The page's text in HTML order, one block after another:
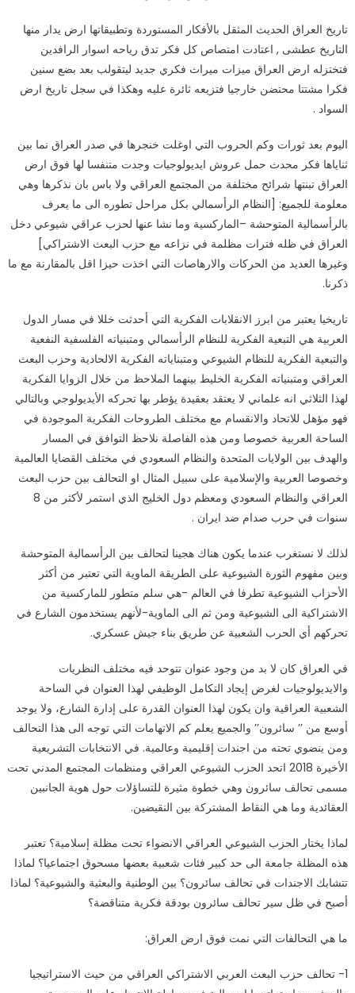
مغلقة
تاريخ العراق الحديث المثقل بالأفكار المستوردة وتطبيقاتها ارض يدار منها
التاريخ عطشى , اعتادت امتصاص كل فكر تدق رياحه اسوار الرافدين
فتختزله ارض العراق ميزات ميراث فكري جديد ليتقولب بعد بضع سنين
فكرا مشتتا محتضن خارجيا فتزيعه ثائرة عليه وهكذا في سجل تاريخ ارض
السواد .
اليوم بعد ثورات وكم الحروب التي اوغلت خنجرها في صدر العراق نما بين
ثناياها فكر محدث حمل عروش ايديولوجيات وجدت متنفسا لها فوق ارض
العراق تبنتها شرائح مختلفة من المجتمع العراقي ولا باس بان نذكرها وهي
معلومة للجميع: [النظام الرأسمالي بكل مراحل تطوره الى ما يعرف
بالرأسمالية المتوحشة –الماركسية وما نشا عنها لحزب عراقي شيوعي دخل
العراق في ظله فترات مظلمة في نزاعه مع حزب البعث الاشتراكي]
وغيرها العديد من الحركات والارهاصات التي اخذت حيزا اقل بالمقارنة مع ما
ذكرنا.
تاريخيا يعتبر من ابرز الانقلابات الفكرية التي أحدثت خللا في مسار الدول
العربية هي التبعية الفكرية للنظام الرأسمالي ومتبنياته الفلسفية النفعية
والتبعية الفكرية للنظام الشيوعي ومتبناياته الفكرية الالحادية وحزب البعث
العراقي ومتبنياته الفكرية الخليط بينهما الملاحظ من خلال الزوايا الفكرية
لهذا الثلاثي انه علماني لا يعتقد بعقيدة يؤطر بها تحركه الأيديولوجي وبالتالي
فهو مؤهل للاتحاد والانقسام مع مختلف الطروحات الفكرية الموجودة في
الساحة العربية خصوصا ومن هذه الفاصلة نلاحظ التوافق في المسار
والهدف بين الولايات المتحدة والنظام السعودي في مختلف القضايا العالمية
وخصوصا العربية والإسلامية على سبيل المثال او التحالف بين حزب البعث
العراقي والنظام السعودي ومعظم دول الخليج الذي استمر لأكثر من 8
سنوات في حرب صدام ضد ايران .
لذلك لا نستغرب عندما يكون هناك هجينا لتحالف بين الرأسمالية المتوحشة
وبين مفهوم الثورة الشيوعية على الطريقة الماوية التي تعتبر من أكثر
الأحزاب الشيوعية تطرفا في العالم -هي سلم متطور للماركسية من
الاشتراكية الى الشيوعية ومن ثم الى الماوية-لأنهم يستخدمون الشارع في
تحركهم أي الحرب الشعبية عن طريق بناء جيش عسكري.
في العراق كان لا بد من وجود عنوان تتوحد فيه مختلف النظريات
والايديولوجيات لغرض إيجاد التكامل الوظيفي لهذا العنوان في الساحة
الشعبية العراقية وان يكون لهذا العنوان القدرة على إدارة الشارع، ولا يوجد
أوسع من ’’ سائرون’’ والجميع يعلم كم الاتهامات التي توجه الى هذا التحالف
ومن ينضوي تحته من اجندات إقليمية وعالمية. في الانتخابات التشريعية
الأخيرة 2018 اتحد الحزب الشيوعي العراقي ومنظمات المجتمع المدني تحت
مسمى تحالف سائرون وهي خطوة مثيرة للتساؤلات حول هوية الجانبين
العقائدية وما هي النقاط المشتركة بين النقيضين.
لماذا يختار الحزب الشيوعي العراقي الانضواء تحت مظلة إسلامية؟ تعتبر
هذه المظلة جامعة الى حد كبير فئات شعبية بعضها مسحوق اجتماعيا؟ لماذا
تتشابك الاجندات في تحالف سائرون؟ بين الوطنية والبعثية والشيوعية؟ لماذا
أصبح في ظل سير تحالف سائرون بودقة فكرية متناقضة؟
ما هي التحالفات التي نمت فوق ارض العراق:
1- تحالف حزب البعث العربي الاشتراكي العراقي من حيث الاستراتيجيا